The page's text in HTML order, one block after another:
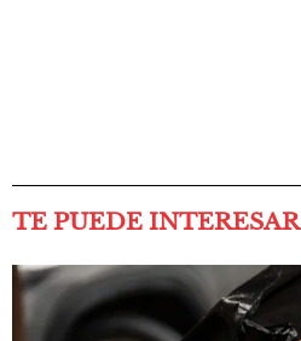
TE PUEDE INTERESAR